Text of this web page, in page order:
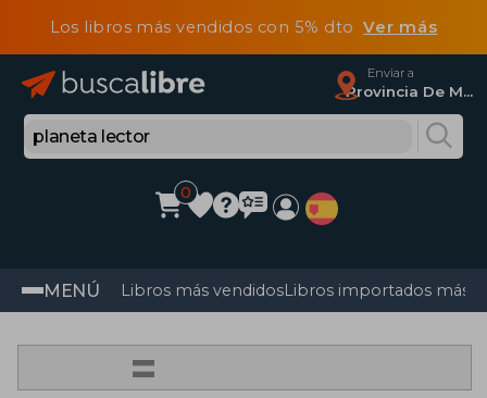
Los libros más vendidos con 5% dtoVer más
Enviar a
Provincia De Madrid
0
MENÚ Libros más vendidosLibros importados más
=